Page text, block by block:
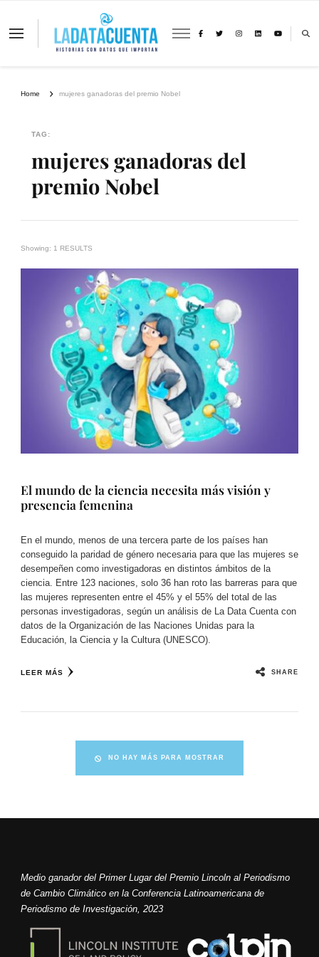
La Data Cuenta es una plataforma
Home mujeres ganadoras del premio Nobel
TAG:
mujeres ganadoras del
premio Nobel
Showing: 1 RESULTS
El mundo de la ciencia necesita más visión y
presencia femenina​
En el mundo, menos de una tercera parte de los países han
conseguido la paridad de género necesaria para que las mujeres se
desempeñen como investigadoras en distintos ámbitos de la
ciencia. Entre 123 naciones, solo 36 han roto las barreras para que
las mujeres representen entre el 45% y el 55% del total de las
personas investigadoras, según un análisis de La Data Cuenta con
datos de la Organización de las Naciones Unidas para la
Educación, la Ciencia y la Cultura (UNESCO).
LEER MÁS SHARE
NO HAY MÁS PARA MOSTRAR
Medio ganador del Primer Lugar del Premio Lincoln al Periodismo
de Cambio Climático en la Conferencia Latinoamericana de
Periodismo de Investigación, 2023